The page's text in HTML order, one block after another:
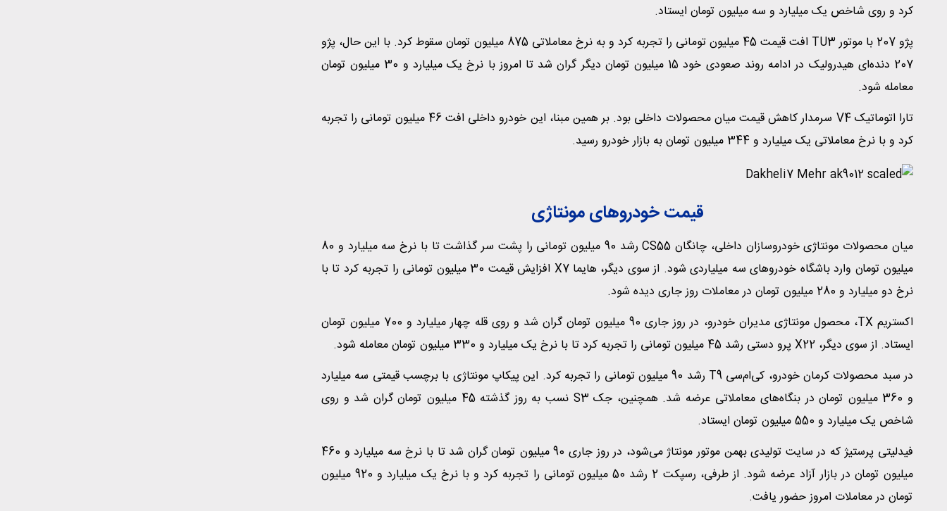
کرد و روی شاخص یک میلیارد و سه میلیون تومان ایستاد.
پژو 207 با موتور TU3 افت قیمت 45 میلیون تومانی را تجربه کرد و به نرخ معاملاتی 875 میلیون تومان سقوط کرد. با این حال، پژو
207 دنده‌ای هیدرولیک در ادامه روند صعودی خود 15 میلیون تومان دیگر گران شد تا امروز با نرخ یک میلیارد و 30 میلیون تومان
معامله شود.
تارا اتوماتیک V4 سرمدار کاهش قیمت میان محصولات داخلی بود. بر همین مبنا، این خودرو داخلی افت 46 میلیون تومانی را تجربه
کرد و با نرخ معاملاتی یک میلیارد و 344 میلیون تومان به بازار خودرو رسید.
قیمت خودروهای مونتاژی
میان محصولات مونتاژی خودروسازان داخلی، چانگان CS55 رشد 90 میلیون تومانی را پشت سر گذاشت تا با نرخ سه میلیارد و 80
میلیون تومان وارد باشگاه خودروهای سه میلیاردی شود. از سوی دیگر، هایما X7 افزایش قیمت 30 میلیون تومانی را تجربه کرد تا با
نرخ دو میلیارد و 280 میلیون تومان در معاملات روز جاری دیده شود.
اکستریم TX، محصول مونتاژی مدیران خودرو، در روز جاری 90 میلیون تومان گران شد و روی قله چهار میلیارد و 700 میلیون تومان
ایستاد. از سوی دیگر، X22 پرو دستی رشد 45 میلیون تومانی را تجربه کرد تا با نرخ یک میلیارد و 330 میلیون تومان معامله شود.
در سبد محصولات کرمان خودرو، کی‌ام‌سی T9 رشد 90 میلیون تومانی را تجربه کرد. این پیکاپ مونتاژی با برچسب قیمتی سه میلیارد
و 360 میلیون تومان در بنگاه‌های معاملاتی عرضه شد. همچنین، جک S3 نسب به روز گذشته 45 میلیون تومان گران شد و روی
شاخص یک میلیارد و 550 میلیون تومان ایستاد.
فیدلیتی پرستیژ که در سایت تولیدی بهمن موتور مونتاژ می‌شود، در روز جاری 90 میلیون تومان گران شد تا با نرخ سه میلیارد و 460
میلیون تومان در بازار آزاد عرضه شود. از طرفی، رسپکت 2 رشد 50 میلیون تومانی را تجربه کرد و با نرخ یک میلیارد و 920 میلیون
تومان در معاملات امروز حضور یافت.